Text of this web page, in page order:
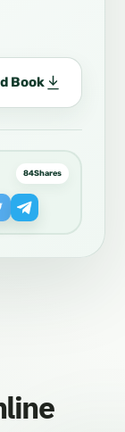
Book
84Shares